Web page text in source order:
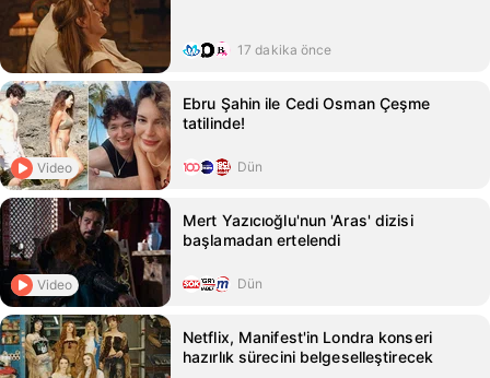
17 dakika önce
Video
Ebru Şahin ile Cedi Osman Çeşme
tatilinde!
Dün
Video
Mert Yazıcıoğlu'nun 'Aras' dizisi
başlamadan ertelendi
Dün
Netflix, Manifest'in Londra konseri
hazırlık sürecini belgeselleştirecek